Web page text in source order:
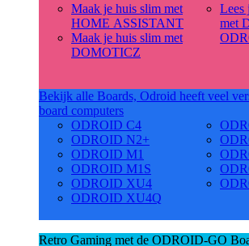
Maak je huis slim met
HOME ASSISTANT
Maak je huis slim met
DOMOTICZ
Lees
met
Bekijk alle Boards, Odroid heeft veel
board computers
ODROID C4
ODROID N2+
ODROID M1
ODROID M1S
ODROID XU4
ODROID XU4Q
Retro Gaming met de ODROID-GO